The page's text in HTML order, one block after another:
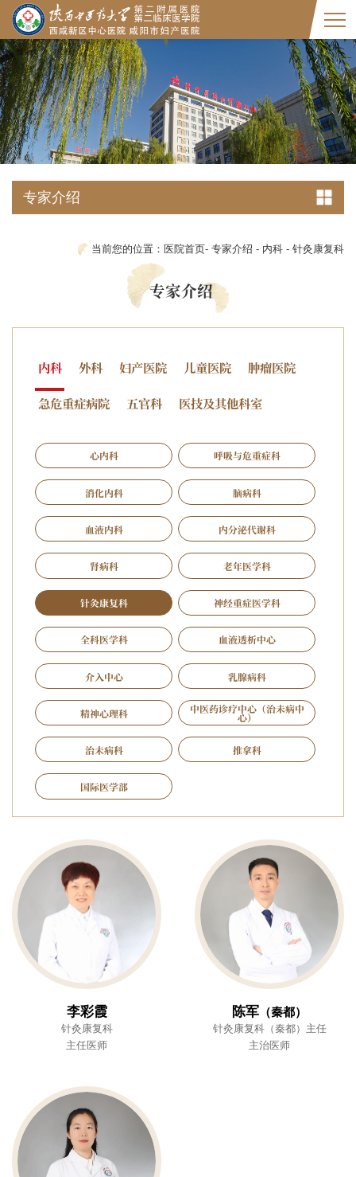
专家介绍
当前您的位置： 医院首页- 专家介绍 - 内科 - 针灸康复科
专家介绍
内科 外科 妇产医院 儿童医院 肿瘤医院
急危重症病院 五官科 医技及其他科室
心内科 呼吸与危重症科
消化内科 脑病科
血液内科 内分泌代谢科
肾病科 老年医学科
针灸康复科 神经重症医学科
全科医学科 血液透析中心
介入中心 乳腺病科
精神心理科 中医药诊疗中心（治未病中
心）
治未病科 推拿科
国际医学部
李彩霞
针灸康复科
主任医师
陈军 （秦都）
针灸康复科（秦都）主任
主治医师